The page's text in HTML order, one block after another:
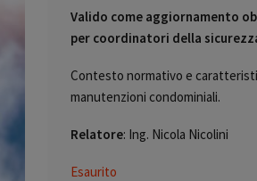
Valido come aggiornamento
per coordinatori della
Contesto normativo e
manutenzioni condominiali.
Relatore: Ing. Nicola Nicolini
Esaurito